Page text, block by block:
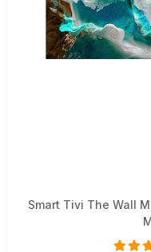
Smart Tivi The Wall